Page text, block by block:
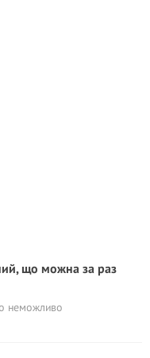
що можна за раз
неможливо